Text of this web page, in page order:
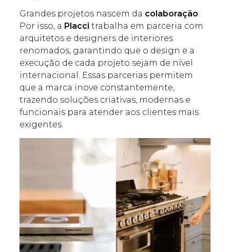
Grandes projetos nascem da colaboração
Por isso, a Placci trabalha em parceria com
arquitetos e designers de interiores
renomados, garantindo que o design e a
execução de cada projeto sejam de nível
internacional. Essas parcerias permitem
que a marca inove constantemente,
trazendo soluções criativas, modernas e
funcionais para atender aos clientes mais
exigentes.